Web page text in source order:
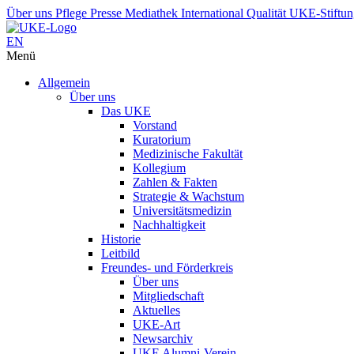
Über uns Pflege Presse Mediathek International Qualität UKE-
EN
Menü
Allgemein
Über uns
Das UKE
Vorstand
Kuratorium
Medizinische Fakultät
Kollegium
Zahlen & Fakten
Strategie & Wachstum
Universitätsmedizin
Nachhaltigkeit
Historie
Leitbild
Freundes- und Förderkreis
Über uns
Mitgliedschaft
Aktuelles
UKE-Art
Newsarchiv